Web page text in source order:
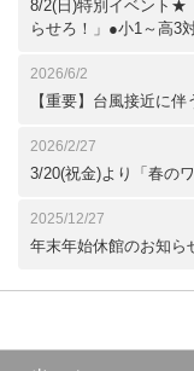
8/2(日)特別イベント★
らせろ！」●小1～高3
2026/6/2
【重要】台風接近に
2026/2/27
3/20(祝金)より「春の
2025/12/27
年末年始休館のお知ら